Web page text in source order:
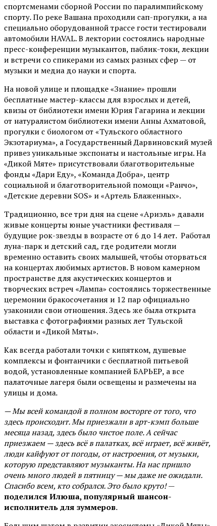
спортсменами сборной России по паралимпийскому
спорту. По реке Вашана проходили сап-прогулки, а на
специально оборудованной трассе гости тестировали
автомобили HAVAL. В лектории состоялись народные
пресс-конференции музыкантов, паблик-токи, лекции
и встречи со спикерами из самых разных сфер — от
музыки и медиа до науки и спорта.
На новой улице и площадке «Знание» прошли
бесплатные мастер-классы для взрослых и детей,
квизы от библиотеки имени Юрия Гагарина и лекции
от натуралистом библиотеки имени Анны Ахматовой,
прогулки с биологом от «Тульского областного
Экзотариума», а Государственный Дарвиновский музей
привез уникальные экспонаты и настольные игры. На
«Дикой Мяте» присутствовали благотворительные
фонды «Дари Еду», «Команда Добра», центр
социальной и благотворительной помощи «Ранчо»,
«Детские деревни SOS» и «Артель Блаженных».
Традиционно, все три дня на сцене«Ариэль» давали
живые концерты юные участники фестиваля —
будущие рок-звезды в возрасте от 6 до 14 лет. Работал
луна-парк и детский сад, где родители могли
временно оставить своих малышей, чтобы оторваться
на концертах любимых артистов. В новом камерном
пространстве для акустических концертов и
творческих встреч «Лампа» состоялись торжественные
церемонии бракосочетания и 12 пар официально
узаконили свои отношения. Здесь же была открыта
выставка с фотографиями разных лет Тульской
области и «Дикой Мяты».
Как всегда работали точки с кипятком, душевые
комплексы и фонтанчики с бесплатной питьевой
водой, установленные компанией БАРЬЕР, а все
палаточные лагеря были освещены и размечены на
улицы и дома.
— Мы всей командой в полном восторге от того, что
здесь происходит. Мы приезжали в арт-кэмп больше
месяца назад, здесь было чистое поле. А сейчас
приезжаем — здесь всё в палатках, всё играет, всё живёт,
люди кайфуют от погоды, от настроения, от музыки,
которую представляют музыканты. На нас пришло
очень много людей в пятницу — мы даже не ожидали.
Спасибо всем, кто собрался. Это было круто!—
поделился Илюша, популярный шансон-
исполнитель для зуммеров.